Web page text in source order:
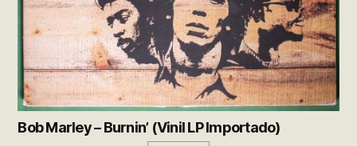
Bob Marley – Burnin’ (Vinil LP Importado)